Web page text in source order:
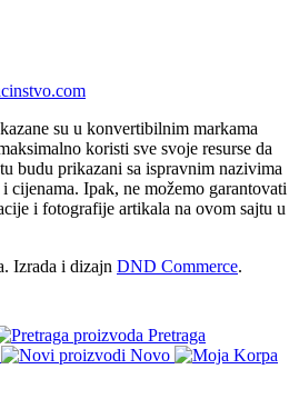
su u konvertibilnim markama
koristi sve svoje resurse da
budu prikazani sa ispravnim nazivima
cijenama. Ipak, ne možemo garantovati
i fotografije artikala na ovom sajtu u
Izrada i dizajn DND Commerce.
Pretraga
Novo